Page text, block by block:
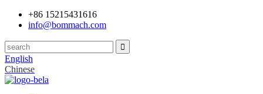
+86 15215431616
info@bommach.com
English
Chinese